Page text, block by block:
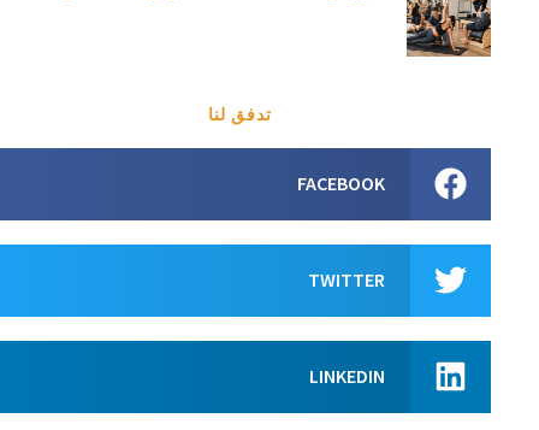
تدفق لنا
FACEBOOK
TWITTER
LINKEDIN